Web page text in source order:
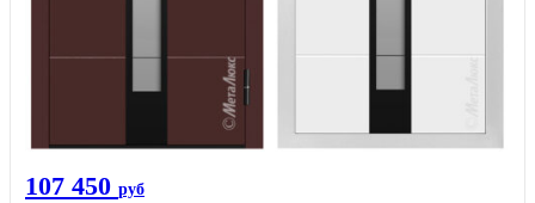
107 450 руб